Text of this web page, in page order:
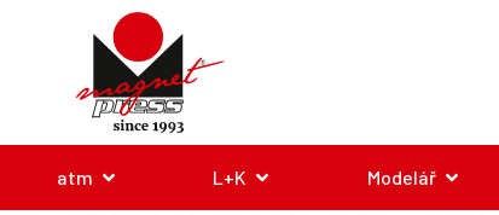
atm L+K Modelář